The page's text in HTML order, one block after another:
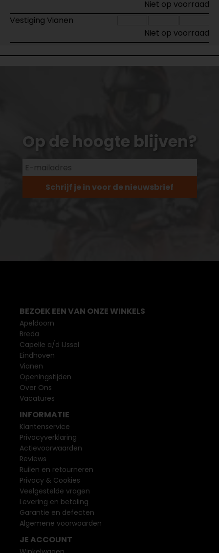
Niet op voorraad
Vestiging Vianen
Niet op voorraad
Op de hoogte blijven?
Schrijf je in voor de nieuwsbrief
BEZOEK EEN VAN ONZE WINKELS
Apeldoorn
Breda
Capelle a/d IJssel
Eindhoven
Vianen
Openingstijden
Over Ons
Vacatures
INFORMATIE
Klantenservice
Privacyverklaring
Actievoorwaarden
Reviews
Ruilen en retourneren
Privacy & Cookies
Veelgestelde vragen
Levering en betaling
Garantie en defecten
Algemene voorwaarden
JE ACCOUNT